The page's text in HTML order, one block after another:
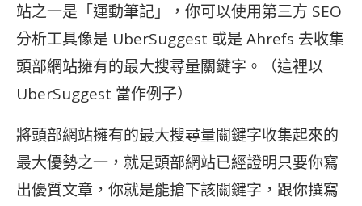
站之一是「運動筆記」，你可以使用第三方 SEO
分析工具像是 UberSuggest 或是 Ahrefs 去收集
頭部網站擁有的最大搜尋量關鍵字。（這裡以
UberSuggest 當作例子）
將頭部網站擁有的最大搜尋量關鍵字收集起來的
最大優勢之一，就是頭部網站已經證明只要你寫
出優質文章，你就是能搶下該關鍵字，跟你撰寫